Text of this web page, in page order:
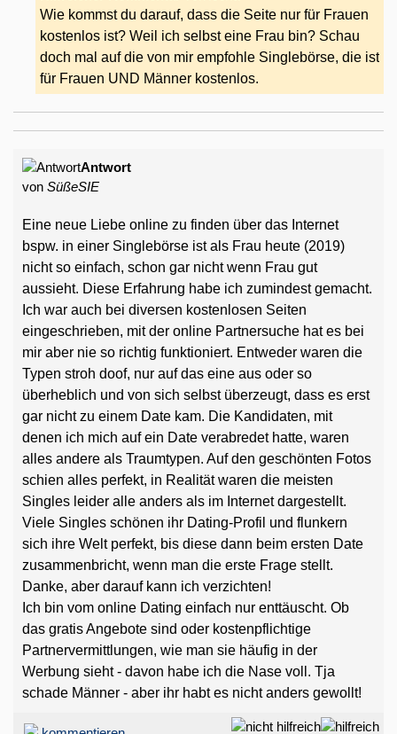
Wie kommst du darauf, dass die Seite nur für Frauen
kostenlos ist? Weil ich selbst eine Frau bin? Schau
doch mal auf die von mir empfohle Singlebörse, die ist
für Frauen UND Männer kostenlos.
Antwort
von SüßeSIE
Eine neue Liebe online zu finden über das Internet
bspw. in einer Singlebörse ist als Frau heute (2019)
nicht so einfach, schon gar nicht wenn Frau gut
aussieht. Diese Erfahrung habe ich zumindest gemacht.
Ich war auch bei diversen kostenlosen Seiten
eingeschrieben, mit der online Partnersuche hat es bei
mir aber nie so richtig funktioniert. Entweder waren die
Typen stroh doof, nur auf das eine aus oder so
überheblich und von sich selbst überzeugt, dass es erst
gar nicht zu einem Date kam. Die Kandidaten, mit
denen ich mich auf ein Date verabredet hatte, waren
alles andere als Traumtypen. Auf den geschönten Fotos
schien alles perfekt, in Realität waren die meisten
Singles leider alle anders als im Internet dargestellt.
Viele Singles schönen ihr Dating-Profil und flunkern
sich ihre Welt perfekt, bis diese dann beim ersten Date
zusammenbricht, wenn man die erste Frage stellt.
Danke, aber darauf kann ich verzichten!
Ich bin vom online Dating einfach nur enttäuscht. Ob
das gratis Angebote sind oder kostenpflichtige
Partnervermittlungen, wie man sie häufig in der
Werbung sieht - davon habe ich die Nase voll. Tja
schade Männer - aber ihr habt es nicht anders gewollt!